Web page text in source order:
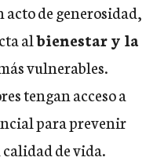
acto de generosidad,
albienestar y la
vulnerables.
tengan acceso a
para prevenir
de vida.